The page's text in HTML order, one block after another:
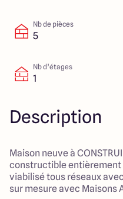
Nb de pièces
5
Nb d’étages
1
Description
Maison neuve à
constructible entièrement
viabilisé tous réseaux
sur mesure avec Maisons